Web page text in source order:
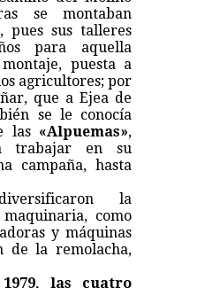
se montaban
pues sus talleres
para aquella
puesta a
agricultores; por
que a Ejea de
se le conocía
las «Alpuemas»,
trabajar en su
campaña, hasta
la
como
y máquinas
de la remolacha,
las cuatro